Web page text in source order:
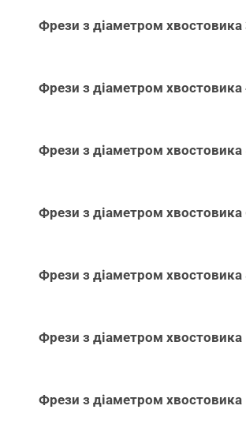
Фрези з діаметром
Фрези з діаметром
Фрези з діаметром
Фрези з діаметром
Фрези з діаметром
Фрези з діаметром
Фрези з діаметром